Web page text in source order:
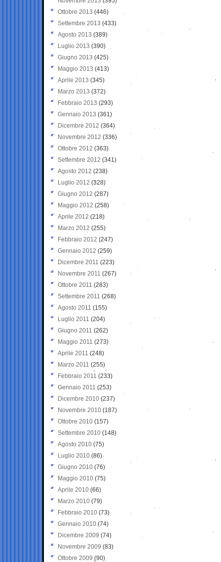
Ottobre 2013 (446)
Settembre 2013 (433)
Agosto 2013 (389)
Luglio 2013 (390)
Giugno 2013 (425)
Maggio 2013 (413)
Aprile 2013 (345)
Marzo 2013 (372)
Febbraio 2013 (293)
Gennaio 2013 (361)
Dicembre 2012 (364)
Novembre 2012 (336)
Ottobre 2012 (363)
Settembre 2012 (341)
Agosto 2012 (238)
Luglio 2012 (328)
Giugno 2012 (287)
Maggio 2012 (258)
Aprile 2012 (218)
Marzo 2012 (255)
Febbraio 2012 (247)
Gennaio 2012 (259)
Dicembre 2011 (223)
Novembre 2011 (267)
Ottobre 2011 (283)
Settembre 2011 (268)
Agosto 2011 (155)
Luglio 2011 (204)
Giugno 2011 (262)
Maggio 2011 (273)
Aprile 2011 (248)
Marzo 2011 (255)
Febbraio 2011 (233)
Gennaio 2011 (253)
Dicembre 2010 (237)
Novembre 2010 (187)
Ottobre 2010 (157)
Settembre 2010 (148)
Agosto 2010 (75)
Luglio 2010 (86)
Giugno 2010 (76)
Maggio 2010 (75)
Aprile 2010 (66)
Marzo 2010 (79)
Febbraio 2010 (73)
Gennaio 2010 (74)
Dicembre 2009 (74)
Novembre 2009 (83)
Ottobre 2009 (90)